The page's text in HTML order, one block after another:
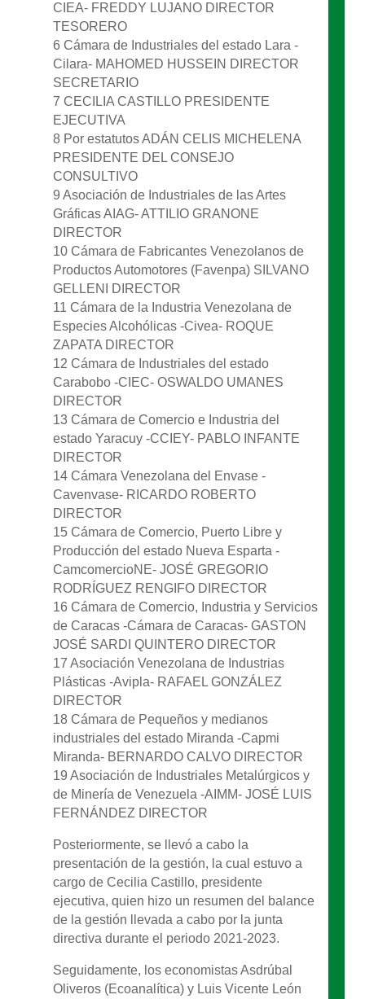
CIEA- FREDDY LUJANO DIRECTOR
TESORERO
6 Cámara de Industriales del estado Lara -
Cilara- MAHOMED HUSSEIN DIRECTOR
SECRETARIO
7 CECILIA CASTILLO PRESIDENTE
EJECUTIVA
8 Por estatutos ADÁN CELIS MICHELENA
PRESIDENTE DEL CONSEJO
CONSULTIVO
9 Asociación de Industriales de las Artes
Gráficas AIAG- ATTILIO GRANONE
DIRECTOR
10 Cámara de Fabricantes Venezolanos de
Productos Automotores (Favenpa) SILVANO
GELLENI DIRECTOR
11 Cámara de la Industria Venezolana de
Especies Alcohólicas -Civea- ROQUE
ZAPATA DIRECTOR
12 Cámara de Industriales del estado
Carabobo -CIEC- OSWALDO UMANES
DIRECTOR
13 Cámara de Comercio e Industria del
estado Yaracuy -CCIEY- PABLO INFANTE
DIRECTOR
14 Cámara Venezolana del Envase -
Cavenvase- RICARDO ROBERTO
DIRECTOR
15 Cámara de Comercio, Puerto Libre y
Producción del estado Nueva Esparta -
CamcomercioNE- JOSÉ GREGORIO
RODRÍGUEZ RENGIFO DIRECTOR
16 Cámara de Comercio, Industria y Servicios
de Caracas -Cámara de Caracas- GASTON
JOSÉ SARDI QUINTERO DIRECTOR
17 Asociación Venezolana de Industrias
Plásticas -Avipla- RAFAEL GONZÁLEZ
DIRECTOR
18 Cámara de Pequeños y medianos
industriales del estado Miranda -Capmi
Miranda- BERNARDO CALVO DIRECTOR
19 Asociación de Industriales Metalúrgicos y
de Minería de Venezuela -AIMM- JOSÉ LUIS
FERNÁNDEZ DIRECTOR
Posteriormente, se llevó a cabo la
presentación de la gestión, la cual estuvo a
cargo de Cecilia Castillo, presidente
ejecutiva, quien hizo un resumen del balance
de la gestión llevada a cabo por la junta
directiva durante el periodo 2021-2023.
Seguidamente, los economistas Asdrúbal
Oliveros (Ecoanalítica) y Luis Vicente León